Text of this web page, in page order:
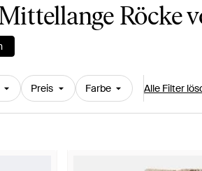
Röcke
Preis Farbe Alle Filter